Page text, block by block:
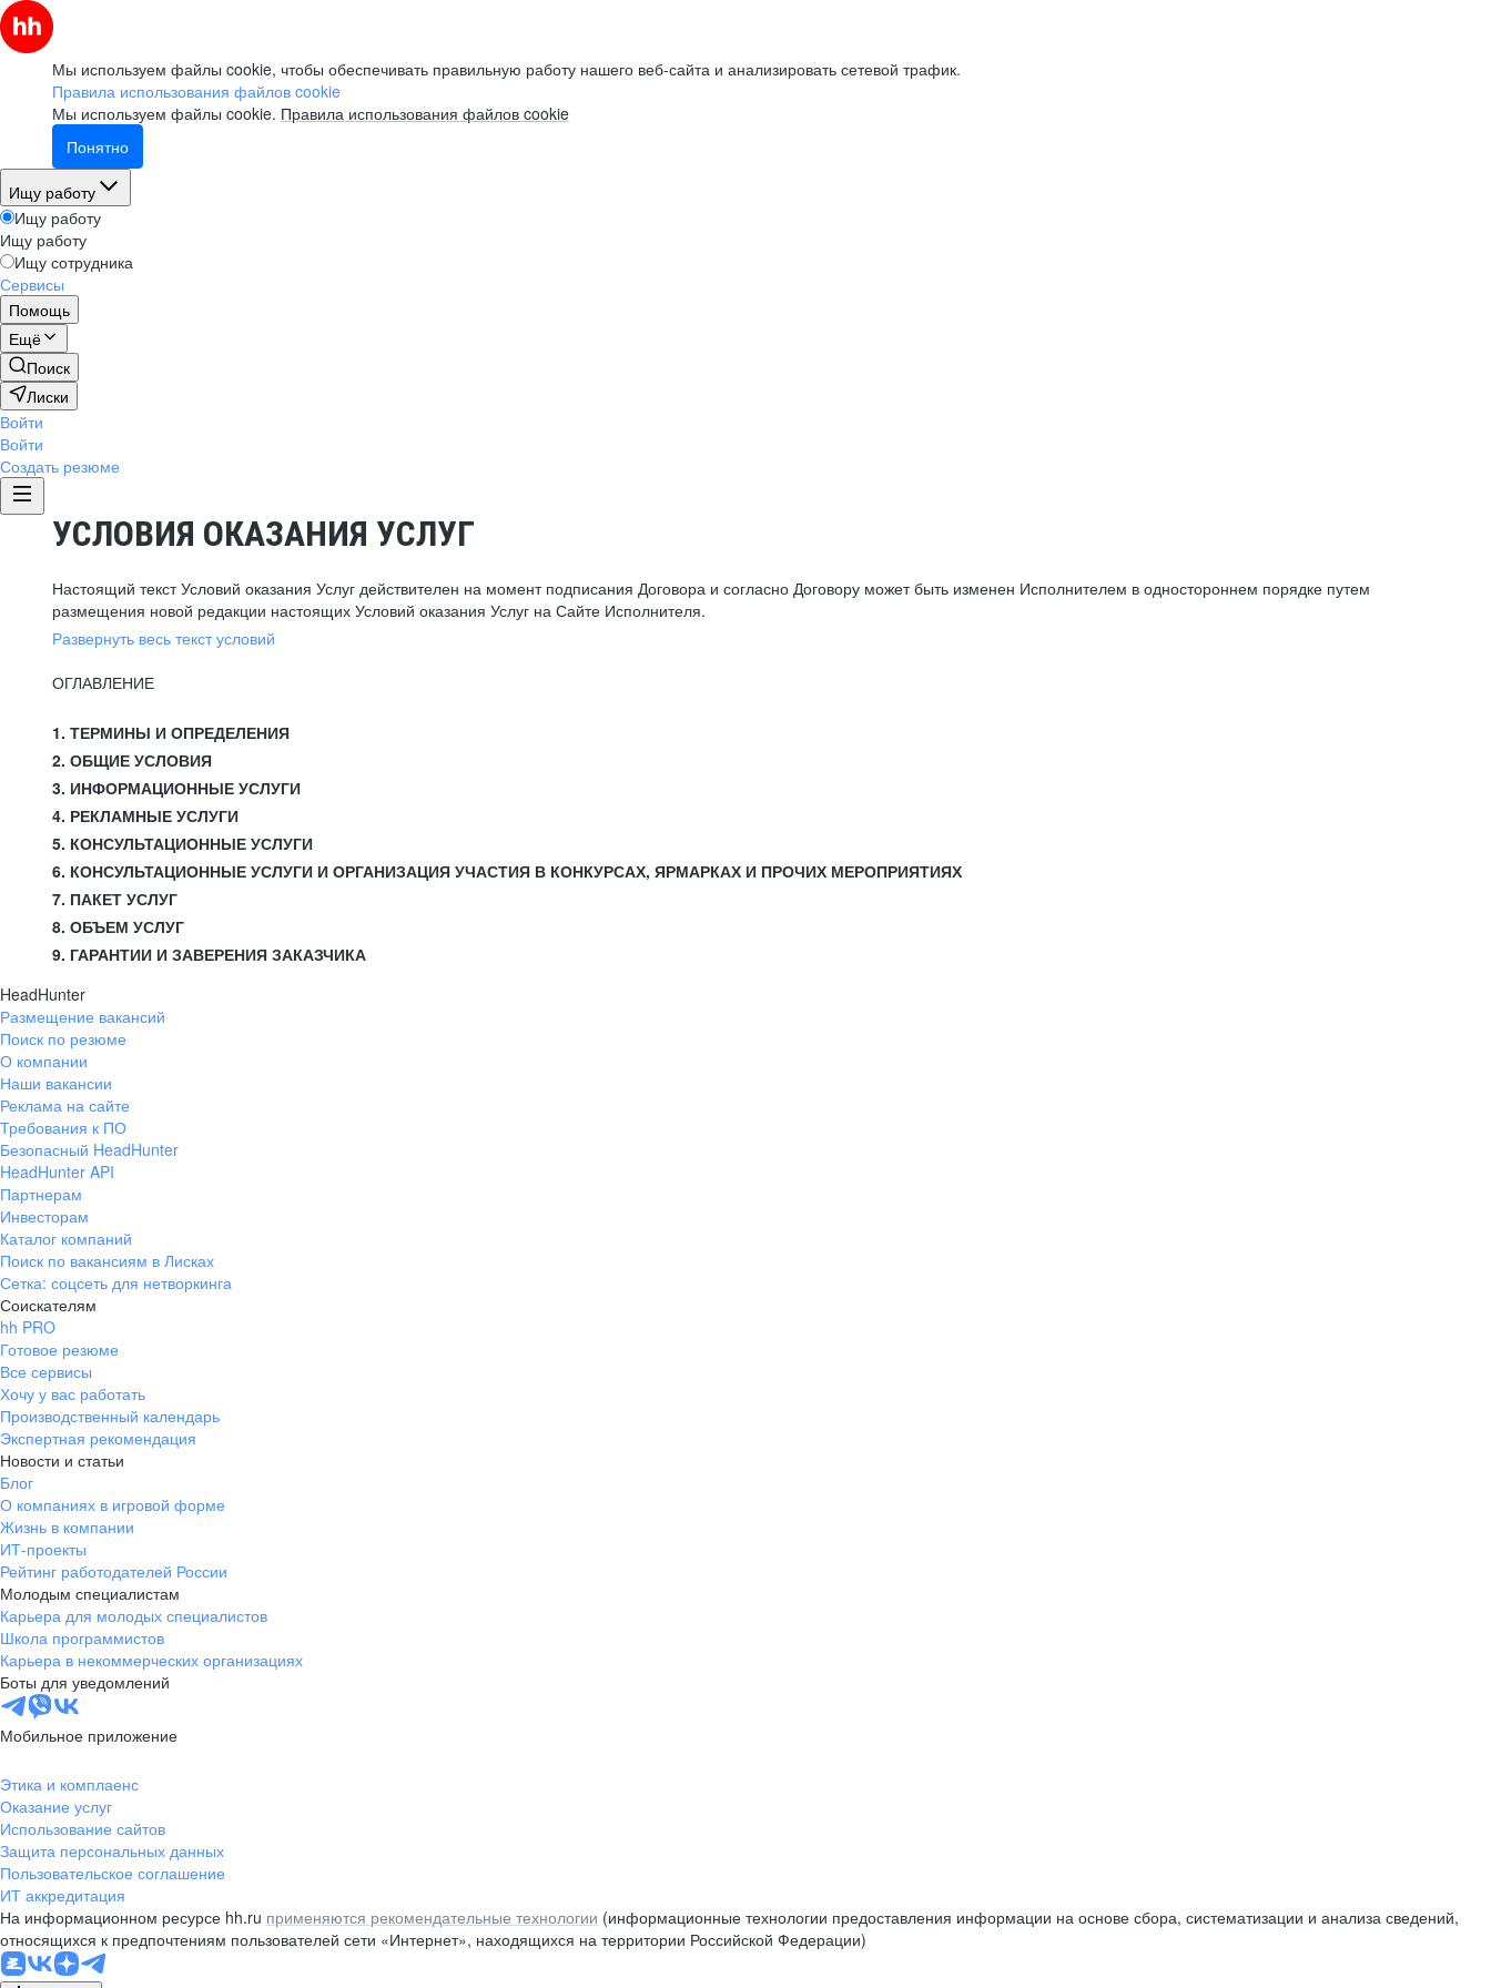
Мы используем файлы cookie, чтобы обеспечивать правильную работу нашего веб-сайта и анализировать сетевой трафик.
Правила использования файлов cookie
Мы используем файлы cookie. Правила использования файлов cookie
Понятно
Ищу работу
Ищу работу
Ищу работу
Ищу сотрудника
Сервисы
Помощь
Ещё
Поиск
Лиски
Войти
Войти
Создать резюме
УСЛОВИЯ ОКАЗАНИЯ УСЛУГ
Настоящий текст Условий оказания Услуг действителен на момент подписания Договора и согласно Договору может быть изменен Исполнителем в одностороннем порядке путем
размещения новой редакции настоящих Условий оказания Услуг на Сайте Исполнителя.
Развернуть весь текст условий
ОГЛАВЛЕНИЕ
1. ТЕРМИНЫ И ОПРЕДЕЛЕНИЯ
2. ОБЩИЕ УСЛОВИЯ
3. ИНФОРМАЦИОННЫЕ УСЛУГИ
4. РЕКЛАМНЫЕ УСЛУГИ
5. КОНСУЛЬТАЦИОННЫЕ УСЛУГИ
6. КОНСУЛЬТАЦИОННЫЕ УСЛУГИ И ОРГАНИЗАЦИЯ УЧАСТИЯ В КОНКУРСАХ, ЯРМАРКАХ И ПРОЧИХ МЕРОПРИЯТИЯХ
7. ПАКЕТ УСЛУГ
8. ОБЪЕМ УСЛУГ
9. ГАРАНТИИ И ЗАВЕРЕНИЯ ЗАКАЗЧИКА
HeadHunter
Размещение вакансий
Поиск по резюме
О компании
Наши вакансии
Реклама на сайте
Требования к ПО
Безопасный HeadHunter
HeadHunter API
Партнерам
Инвесторам
Каталог компаний
Поиск по вакансиям в Лисках
Сетка: соцсеть для нетворкинга
Соискателям
hh PRO
Готовое резюме
Все сервисы
Хочу у вас работать
Производственный календарь
Экспертная рекомендация
Новости и статьи
Блог
О компаниях в игровой форме
Жизнь в компании
ИТ-проекты
Рейтинг работодателей России
Молодым специалистам
Карьера для молодых специалистов
Школа программистов
Карьера в некоммерческих организациях
Боты для уведомлений
Мобильное приложение
Этика и комплаенс
Оказание услуг
Использование сайтов
Защита персональных данных
Пользовательское соглашение
ИТ аккредитация
На информационном ресурсе hh.ru применяются рекомендательные технологии (информационные технологии предоставления информации на основе сбора, систематизации и анализа сведений,
относящихся к предпочтениям пользователей сети «Интернет», находящихся на территории Российской Федерации)